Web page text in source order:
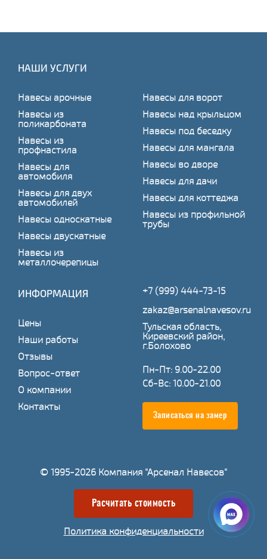
НАШИ УСЛУГИ
Навесы арочные
Навесы из
поликарбоната
Навесы из
профнастила
Навесы для
автомобиля
Навесы для двух
автомобилей
Навесы односкатные
Навесы двускатные
Навесы из
металлочерепицы
Навесы для ворот
Навесы над крыльцом
Навесы под беседку
Навесы для мангала
Навесы во дворе
Навесы для дачи
Навесы для коттеджа
Навесы из профильной
трубы
ИНФОРМАЦИЯ
Цены
Наши работы
Отзывы
Вопрос-ответ
О компании
Контакты
+7 (999) 444-73-15
zakaz@arsenalnavesov.ru
Тульская область,
Киреевский район,
г.Болохово
Пн-Пт: 9.00-22.00
Сб-Вс: 10.00-21.00
Записаться на замер
© 1995-2026 Компания "Арсенал Навесов"
Расчитать стоимость
Политика конфиденциальности